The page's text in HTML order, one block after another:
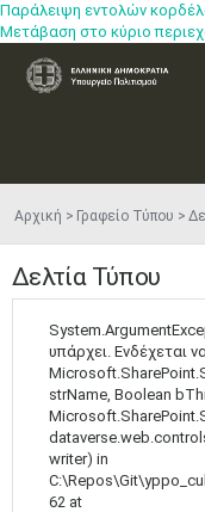
Παράλειψη εντολών
Μετάβαση στο κύριο
Αρχική Γραφείο Τύπου
Δελτία Τύπου
υπάρχει. Ενδέχεται
strName, Boolean
writer) in
62 at